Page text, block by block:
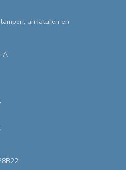
armaturen en
A